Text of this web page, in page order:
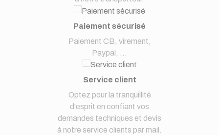
Paiement sécurisé
Paiement CB, virement,
Paypal, ...
Service client
Optez pour la tranquillité
d'esprit en confiant vos
demandes techniques et devis
à notre service clients par mail.